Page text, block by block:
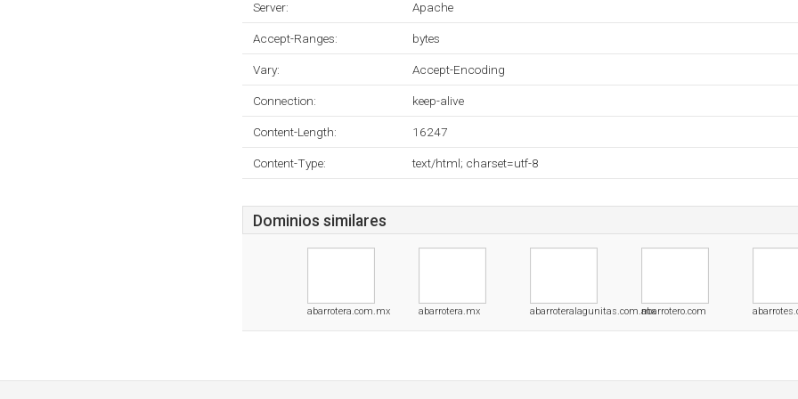
Server: Apache
Accept-Ranges: bytes
Vary: Accept-Encoding
Connection: keep-alive
Content-Length: 16247
Content-Type: text/html; charset=utf-8
Dominios similares
abarrotera.com.mx abarrotera.mx abarroteralagunitas.com.mxabarrotero.com